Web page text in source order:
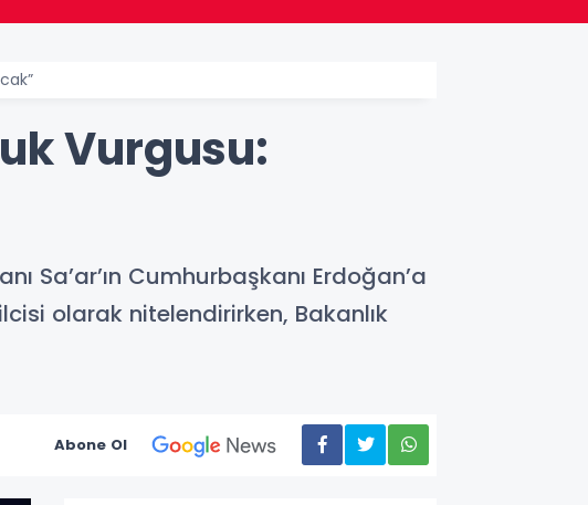
Vurgusu:
Sa’ar’ın Cumhurbaşkanı Erdoğan’a
olarak nitelendirirken, Bakanlık
Abone Ol